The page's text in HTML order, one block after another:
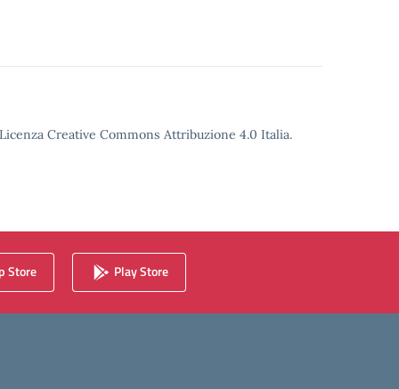
Creative Commons Attribuzione 4.0 Italia.
Store Play Store